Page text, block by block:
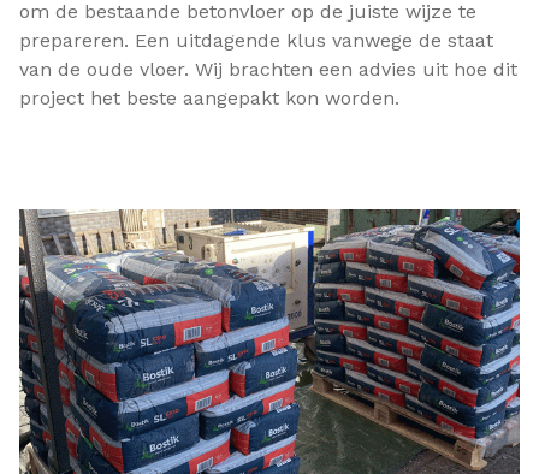
om de bestaande betonvloer op de juiste wijze te
prepareren. Een uitdagende klus vanwege de staat
van de oude vloer. Wij brachten een advies uit hoe dit
project het beste aangepakt kon worden.